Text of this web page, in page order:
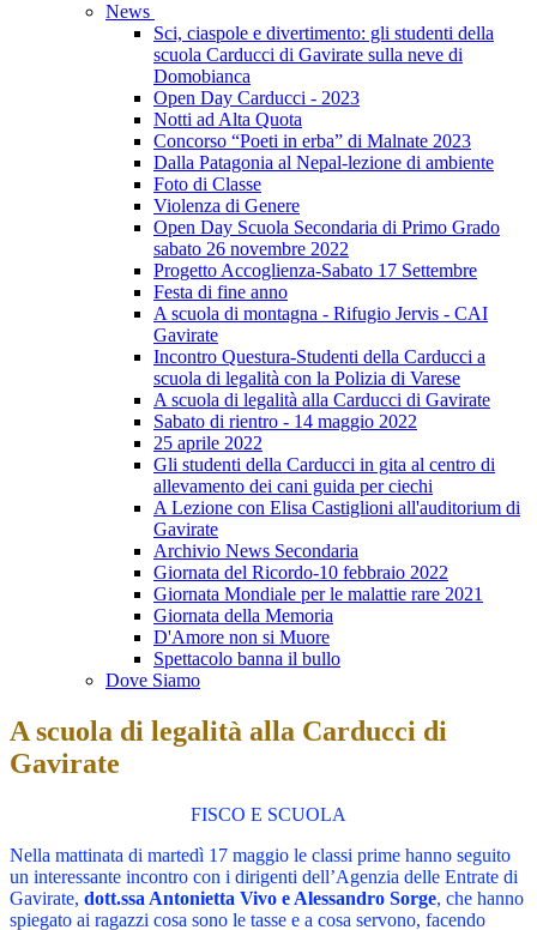
News
Sci, ciaspole e divertimento: gli studenti della
scuola Carducci di Gavirate sulla neve di
Domobianca
Open Day Carducci - 2023
Notti ad Alta Quota
Concorso “Poeti in erba” di Malnate 2023
Dalla Patagonia al Nepal-lezione di ambiente
Foto di Classe
Violenza di Genere
Open Day Scuola Secondaria di Primo Grado
sabato 26 novembre 2022
Progetto Accoglienza-Sabato 17 Settembre
Festa di fine anno
A scuola di montagna - Rifugio Jervis - CAI
Gavirate
Incontro Questura-Studenti della Carducci a
scuola di legalità con la Polizia di Varese
A scuola di legalità alla Carducci di Gavirate
Sabato di rientro - 14 maggio 2022
25 aprile 2022
Gli studenti della Carducci in gita al centro di
allevamento dei cani guida per ciechi
A Lezione con Elisa Castiglioni all'auditorium di
Gavirate
Archivio News Secondaria
Giornata del Ricordo-10 febbraio 2022
Giornata Mondiale per le malattie rare 2021
Giornata della Memoria
D'Amore non si Muore
Spettacolo banna il bullo
Dove Siamo
A scuola di legalità alla Carducci di
Gavirate
FISCO E SCUOLA
Nella mattinata di martedì 17 maggio le classi prime hanno seguito
un interessante incontro con i dirigenti dell’Agenzia delle Entrate di
Gavirate, dott.ssa Antonietta Vivo e Alessandro Sorge, che hanno
spiegato ai ragazzi cosa sono le tasse e a cosa servono, facendo